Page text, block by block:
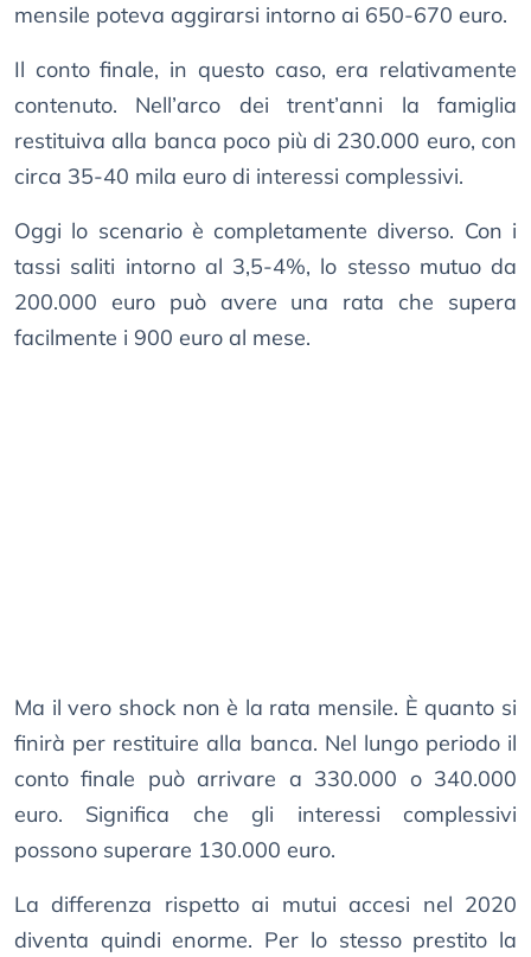
mensile poteva aggirarsi intorno ai 650-670 euro.
Il conto finale, in questo caso, era relativamente
contenuto. Nell’arco dei trent’anni la famiglia
restituiva alla banca poco più di 230.000 euro, con
circa 35-40 mila euro di interessi complessivi.
Oggi lo scenario è completamente diverso. Con i
tassi saliti intorno al 3,5-4%, lo stesso mutuo da
200.000 euro può avere una rata che supera
facilmente i 900 euro al mese.
Ma il vero shock non è la rata mensile. È quanto si
finirà per restituire alla banca. Nel lungo periodo il
conto finale può arrivare a 330.000 o 340.000
euro. Significa che gli interessi complessivi
possono superare 130.000 euro.
La differenza rispetto ai mutui accesi nel 2020
diventa quindi enorme. Per lo stesso prestito la